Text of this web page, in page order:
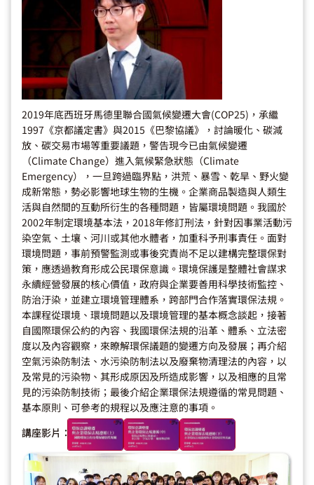
2019年底西班牙馬德里聯合國氣候變遷大會(COP25)，承繼
1997《京都議定書》與2015《巴黎協議》，討論暖化、碳減
放、碳交易市場等重要議題，警告現今已由氣候變遷
（Climate Change）進入氣候緊急狀態（Climate
Emergency），一旦跨過臨界點，洪荒、暴雪、乾旱、野火變
成新常態，勢必影響地球生物的生機。企業商品製造與人類生
活與自然間的互動所衍生的各種問題，皆屬環境問題。我國於
2002年制定環境基本法，2018年修訂刑法，針對因事業活動污
染空氣、土壤、河川或其他水體者，加重科予刑事責任。面對
環境問題，事前預警監測或事後究責尚不足以建構完整環保對
策，應透過教育形成公民環保意識。環境保護是整體社會謀求
永續經營發展的核心價值，政府與企業要善用科學技術監控、
防治汙染，並建立環境管理體系，跨部門合作落實環保法規。
本課程從環境、環境問題以及環境管理的基本概念談起，接著
自國際環保公約的內容、我國環保法規的沿革、體系、立法密
度以及內容觀察，來瞭解環保議題的變遷方向及發展；再介紹
空氣污染防制法、水污染防制法以及廢棄物清理法的內容，以
及常見的污染物、其形成原因及所造成影響，以及相應的且常
見的污染防制技術；最後介紹企業環保法規遵循的常見問題、
基本原則、可參考的規程以及應注意的事項。
講座影片：